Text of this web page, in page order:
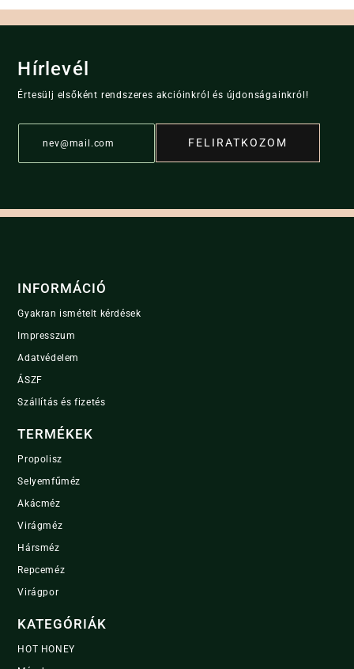
Hírlevél
Értesülj elsőként rendszeres akcióinkról és újdonságainkról!
E
a
*
FELIRATKOZOM
INFORMÁCIÓ
Gyakran ismételt kérdések
Impresszum
Adatvédelem
ÁSZF
Szállítás és fizetés
TERMÉKEK
Propolisz
Selyemfűméz
Akácméz
Virágméz
Hársméz
Repceméz
Virágpor
KATEGÓRIÁK
HOT HONEY